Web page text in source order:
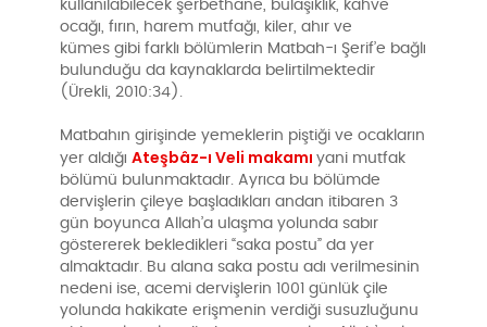
kullanılabilecek şerbethane, bulaşıklık, kahve
ocağı, fırın, harem mutfağı, kiler, ahır ve
kümes gibi farklı bölümlerin Matbah-ı Şerif’e bağlı
bulunduğu da kaynaklarda belirtilmektedir
(Ürekli, 2010:34).
Matbahın girişinde yemeklerin piştiği ve ocakların
yer aldığıAteşbâz-ı Veli makamıyani mutfak
bölümü bulunmaktadır. Ayrıca bu bölümde
dervişlerin çileye başladıkları andan itibaren 3
gün boyunca Allah’a ulaşma yolunda sabır
göstererek bekledikleri “saka postu” da yer
almaktadır. Bu alana saka postu adı verilmesinin
nedeni ise, acemi dervişlerin 1001 günlük çile
yolunda hakikate erişmenin verdiği susuzluğunu